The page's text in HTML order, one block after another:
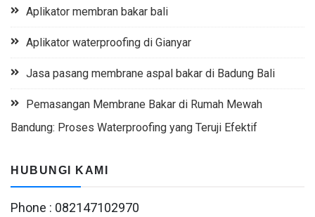
Aplikator membran bakar bali
Aplikator waterproofing di Gianyar
Jasa pasang membrane aspal bakar di Badung Bali
Pemasangan Membrane Bakar di Rumah Mewah
Bandung: Proses Waterproofing yang Teruji Efektif
HUBUNGI KAMI
Phone : 082147102970